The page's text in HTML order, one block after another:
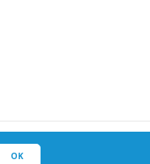
OK
в отношении
cookie